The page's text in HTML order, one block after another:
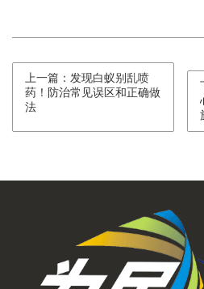
上一篇：发现白蚁别乱喷
药！防治常见误区和正确做
法